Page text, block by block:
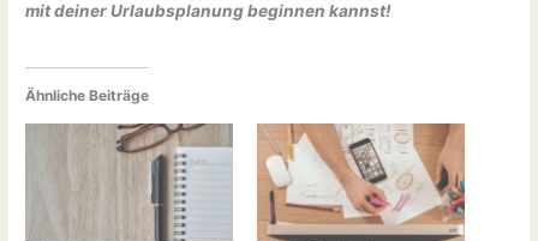
mit deiner Urlaubsplanung beginnen kannst!
Ähnliche Beiträge